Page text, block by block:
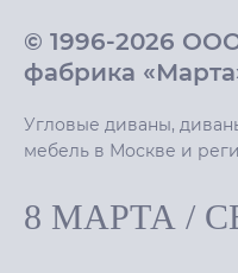
© 1996-2026
фабрика
Угловые диваны,
мебель в Москве и
8 МАРТА /